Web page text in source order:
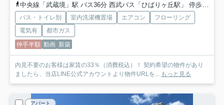
中央線「武蔵境」駅 バス36分 西武バス「ひばりヶ丘駅」 停歩12分
バス・トイレ別 室内洗濯機置場 エアコン
フローリング
電気有
都市ガス
仲手半額 動画 新築
内見不要のお客様は家賃の33％（消費税込）！ 契約希望の物件があり
ましたら、当店LINE公式アカウントより物件URLを...
もっと見る
アパート